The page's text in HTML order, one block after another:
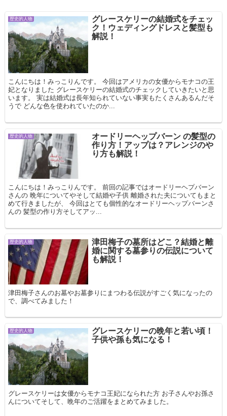
歴史的人物
グレースケリーの結婚式をチェッ
ク！ウェディングドレスと髪型も
解説！
こんにちは！みっこりんです。 今回はアメリカの女優からモナコの王
妃となりました グレースケリーの結婚式のチェックしていきたいと思
います。 実は結婚式は長年知られていない事実もたくさんあるんだそ
うで どんな色を使われていたのか...
歴史的人物
オードリーヘップバーン の髪型の
作り方！アップは？アレンジのや
り方も解説！
こんにちは！みっこりんです。 前回の記事ではオードリーヘプバーン
さんの 晩年についてやそして結婚や子供 離婚された夫についてもまと
めて行きましたが、 今回はとても個性的なオードリーヘップバーンさ
んの 髪型の作り方そしてアッ...
歴史的人物
津田梅子の墓所はどこ？結婚と離
婚に関する墓参りの伝説について
も解説！
津田梅子さんのお墓やお墓参りにまつわる伝説がすごく気になったの
で、調べてみました！
歴史的人物
グレースケリーの晩年と若い頃！
子供や孫も気になる！
グレースケリーは女優からモナコ王妃になられた方 お子さんやお孫さ
んについてそして、晩年のご活躍をまとめてみました。